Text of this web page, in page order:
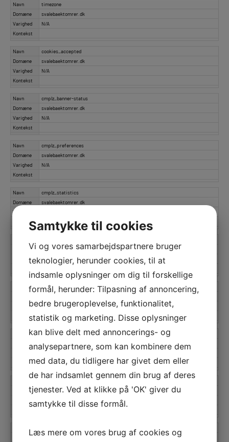
Navn
timezone
Domæne
svalebaektomrer.dk
Varighed
N/A
Kontekst
Navn
cookies_accepted
Domæne
svalebaektomrer.dk
Varighed
N/A
Kontekst
Navn
cmplz_banner-status
Domæne
svalebaektomrer.dk
Varighed
N/A
Kontekst
Navn
cmplz_preferences
Domæne
svalebaektomrer.dk
Varighed
N/A
Kontekst
Navn
cmplz_statistics
Domæne
svalebaektomrer.dk
Varighed
Kontekst
Domæne
svalebaektomrer.dk
Varighed
N/A
gdpr_consent
Varighed
N/A
Kontekst
cookie_policy_accepted
svalebaektomrer.dk
N/A
Kontekst
wpgdprc
Domæne
svalebaektomrer.dk
N/A
Domæne
svalebaektomrer.dk
Samtykke til cookies
Vi og vores samarbejdspartnere bruger
teknologier, herunder cookies, til at
indsamle oplysninger om dig til forskellige
formål, herunder: Tilpasning af annoncering,
bedre brugeroplevelse, funktionalitet,
statistik og marketing. Disse oplysninger
kan blive delt med annoncerings- og
analysepartnere, som kan kombinere dem
med data, du tidligere har givet dem eller
de har indsamlet gennem din brug af deres
tjenester. Ved at klikke på 'OK' giver du
samtykke til disse formål.
Læs mere om vores brug af cookies og